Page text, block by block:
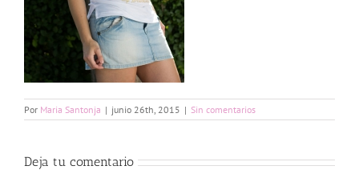
Por Maria Santonja | junio 26th, 2015 | Sin comentarios
Deja tu comentario